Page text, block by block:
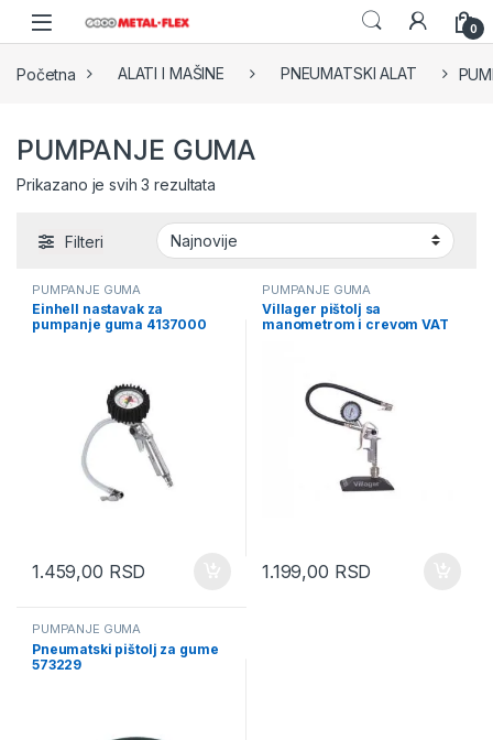
Skip to navigation
Skip to content
0
Početna ALATI I MAŠINE PNEUMATSKI ALAT
PUMPANJE GUMA
Prikazano je svih 3 rezultataSorted by latest
Filteri
PUMPANJE GUMA
Einhell nastavak za
pumpanje guma 4137000
1.459,00 RSD
PUMPANJE GUMA
Villager pištolj sa
manometrom i crevom VAT
1.199,00 RSD
PUMPANJE GUMA
Pneumatski pištolj za gume
573229